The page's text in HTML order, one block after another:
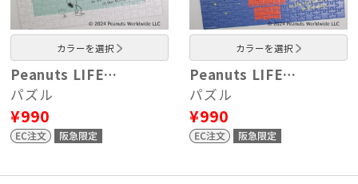
カラーを選択
Peanuts LIFE…
パズル
¥990
カラーを選択
Peanuts LIFE…
パズル
¥990